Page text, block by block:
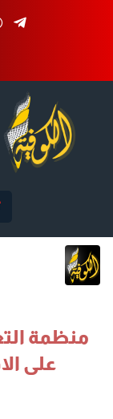
منظمة
على